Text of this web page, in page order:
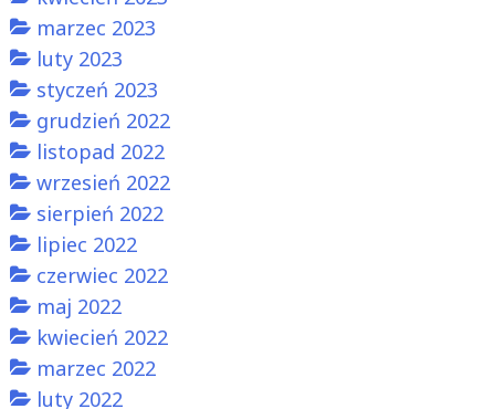
marzec 2023
luty 2023
styczeń 2023
grudzień 2022
listopad 2022
wrzesień 2022
sierpień 2022
lipiec 2022
czerwiec 2022
maj 2022
kwiecień 2022
marzec 2022
luty 2022